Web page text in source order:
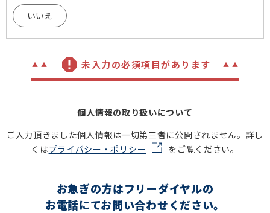
いいえ
未入力の必須項目があります
個人情報の取り扱いについて
ご入力頂きました個人情報は一切第三者に公開されません。詳し
くはプライバシー・ポリシー をご覧ください。
お急ぎの方はフリーダイヤルの
お電話にてお問い合わせください。